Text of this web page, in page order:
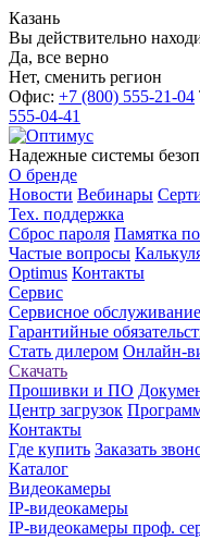
Казань
Вы действительно
Да, все верно
Нет, сменить регион
Офис: +7 (800) 555-21-04
555-04-41
Надежные системы
О бренде
Новости Вебинары
Тех. поддержка
Сброс пароля Памятка
Частые вопросы
Optimus Контакты
Сервис
Сервисное обслуживание
Гарантийные
Стать дилером Онлайн-
Скачать
Прошивки и ПО
Центр загрузок
Контакты
Где купить Заказать
Каталог
Видеокамеры
IP-видеокамеры
IP-видеокамеры проф.